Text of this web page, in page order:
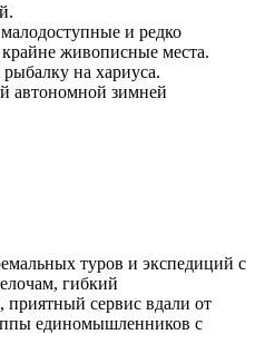
и редко
живописные места.
на хариуса.
автономной зимней
туров и экспедиций с
гибкий
сервис вдали от
единомышленников с